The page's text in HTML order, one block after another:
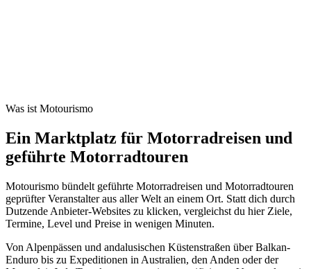
Was ist Motourismo
Ein Marktplatz für Motorradreisen und
geführte Motorradtouren
Motourismo bündelt geführte Motorradreisen und Motorradtouren
geprüfter Veranstalter aus aller Welt an einem Ort. Statt dich durch
Dutzende Anbieter-Websites zu klicken, vergleichst du hier Ziele,
Termine, Level und Preise in wenigen Minuten.
Von Alpenpässen und andalusischen Küstenstraßen über Balkan-
Enduro bis zu Expeditionen in Australien, den Anden oder der